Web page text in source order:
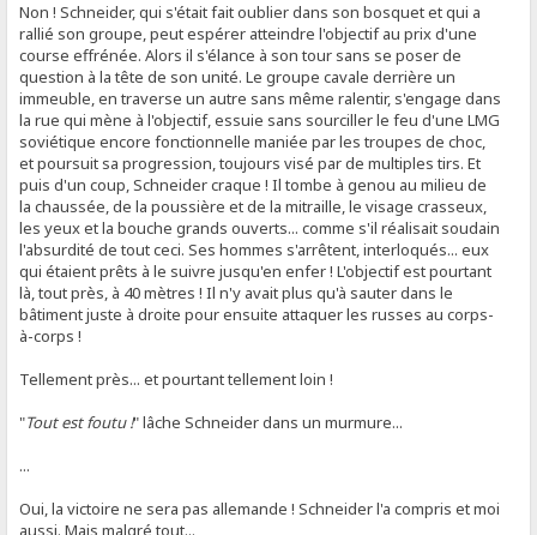
Non ! Schneider, qui s'était fait oublier dans son bosquet et qui a
rallié son groupe, peut espérer atteindre l'objectif au prix d'une
course effrénée. Alors il s'élance à son tour sans se poser de
question à la tête de son unité. Le groupe cavale derrière un
immeuble, en traverse un autre sans même ralentir, s'engage dans
la rue qui mène à l'objectif, essuie sans sourciller le feu d'une LMG
soviétique encore fonctionnelle maniée par les troupes de choc,
et poursuit sa progression, toujours visé par de multiples tirs. Et
puis d'un coup, Schneider craque ! Il tombe à genou au milieu de
la chaussée, de la poussière et de la mitraille, le visage crasseux,
les yeux et la bouche grands ouverts... comme s'il réalisait soudain
l'absurdité de tout ceci. Ses hommes s'arrêtent, interloqués... eux
qui étaient prêts à le suivre jusqu'en enfer ! L'objectif est pourtant
là, tout près, à 40 mètres ! Il n'y avait plus qu'à sauter dans le
bâtiment juste à droite pour ensuite attaquer les russes au corps-
à-corps !
Tellement près... et pourtant tellement loin !
"Tout est foutu !" lâche Schneider dans un murmure...
...
Oui, la victoire ne sera pas allemande ! Schneider l'a compris et moi
aussi. Mais malgré tout...